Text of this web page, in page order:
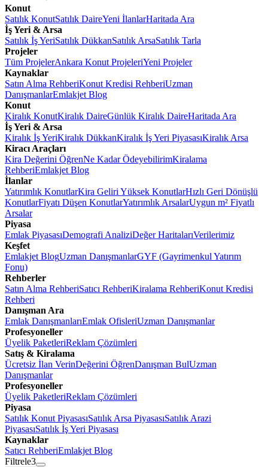
Konut
Satılık KonutSatılık DaireYeni İlanlarHaritada Ara
İş Yeri & Arsa
Satılık İş YeriSatılık DükkanSatılık ArsaSatılık Tarla
Projeler
Tüm ProjelerAnkara Konut ProjeleriYeni Projeler
Kaynaklar
Satın Alma RehberiKonut Kredisi RehberiUzman
DanışmanlarEmlakjet Blog
Konut
Kiralık KonutKiralık DaireGünlük Kiralık DaireHaritada Ara
İş Yeri & Arsa
Kiralık İş YeriKiralık DükkanKiralık İş Yeri PiyasasıKiralık Arsa
Kiracı Araçları
Kira Değerini ÖğrenNe Kadar ÖdeyebilirimKiralama
RehberiEmlakjet Blog
İlanlar
Yatırımlık KonutlarKira Geliri Yüksek KonutlarHızlı Geri Dönüşlü
KonutlarFiyatı Düşen KonutlarYatırımlık ArsalarUygun m² Fiyatlı
Arsalar
Piyasa
Emlak PiyasasıDemografi AnaliziDeğer HaritalarıVerilerimiz
Keşfet
Emlakjet BlogUzman DanışmanlarGYF (Gayrimenkul Yatırım
Fonu)
Rehberler
Satın Alma RehberiSatıcı RehberiKiralama RehberiKonut Kredisi
Rehberi
Danışman Ara
Emlak DanışmanlarıEmlak OfisleriUzman Danışmanlar
Profesyoneller
Üyelik PaketleriReklam Çözümleri
Satış & Kiralama
Ücretsiz İlan VerinDeğerini ÖğrenDanışman BulUzman
Danışmanlar
Profesyoneller
Üyelik PaketleriReklam Çözümleri
Piyasa
Satılık Konut PiyasasıSatılık Arsa PiyasasıSatılık Arazi
PiyasasıSatılık İş Yeri Piyasası
Kaynaklar
Satıcı RehberiEmlakjet Blog
Filtrele3